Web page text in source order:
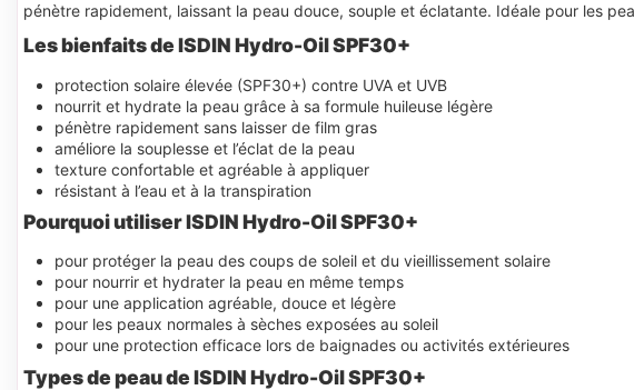
pénètre rapidement, laissant la peau douce, souple et éclatante. Idéale pour les
Les bienfaits de ISDIN Hydro-Oil SPF30+
protection solaire élevée (SPF30+) contre UVA et UVB
nourrit et hydrate la peau grâce à sa formule huileuse légère
pénètre rapidement sans laisser de film gras
améliore la souplesse et l’éclat de la peau
texture confortable et agréable à appliquer
résistant à l’eau et à la transpiration
Pourquoi utiliser ISDIN Hydro-Oil SPF30+
pour protéger la peau des coups de soleil et du vieillissement solaire
pour nourrir et hydrater la peau en même temps
pour une application agréable, douce et légère
pour les peaux normales à sèches exposées au soleil
pour une protection efficace lors de baignades ou activités extérieures
Types de peau de ISDIN Hydro-Oil SPF30+